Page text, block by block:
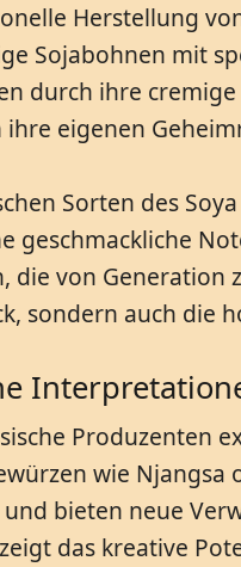
Herstellung
Sojabohnen mit
durch ihre
eigenen
Sorten des
geschmackliche
die von Generation
sondern auch die
Produzenten
wie
bieten neue
das kreative